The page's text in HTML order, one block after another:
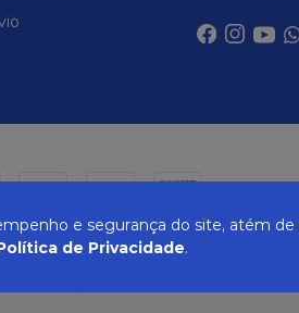
514 - ELPÍDIO VOLPINI - CACHOEIRO
e segurança do site, atém
de Privacidade.